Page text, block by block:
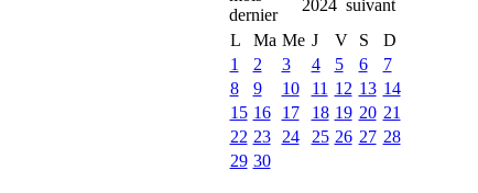
2024
L
Ma Me J V S
D
1
2 3 4 5 6
7
8
9 10 11 12 13 14
15 16 17 18 19 20 21
22 23 24 25 26 27 28
29 30